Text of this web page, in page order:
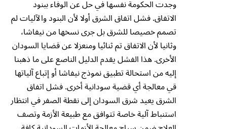
وجدت الحكومة نفسها في حل عن الوفاء ببنود
الاتفاق. فشل اتفاق الشرق أولا لأن البنود والآليات لم
تصمم خصيصا للشرق بل جرى نسخها من نيفاشا،
وثانيا لأن الاتفاق تم ثنائيا ومنعزلا عن قضايا السودان
الأخرى. هذا الفشل يقدم الدليل الناصع على ما ذهبنا
إليه من استحالة تطبيق نموذج نيفاشا أو إتباع آلياتها
قي معالجة أي قضية سودانية أخرى. فشل اتفاق
الشرق يعيد شرق السودان إلى نقطة الصفر في انتظار
استنباط آلية خاصة تتوافق مع طبيعة الأزمة وتصف